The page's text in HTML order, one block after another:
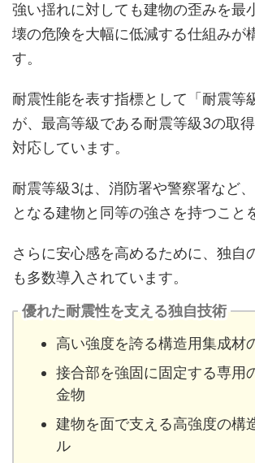
強い揺れに対しても建物の歪みを最
壊の危険を大幅に低減する仕組みが
す。
耐震性能を表す指標として「耐震等
が、最高等級である耐震等級3の取
対応しています。
耐震等級3は、消防署や警察署など
となる建物と同等の強さを持つこと
さらに安心感を高めるために、独自
も多数導入されています。
優れた耐震性を支える独自技術
高い強度を誇る構造用集成材
接合部を強固に固定する専用
金物
建物を面で支える高強度の構
ル